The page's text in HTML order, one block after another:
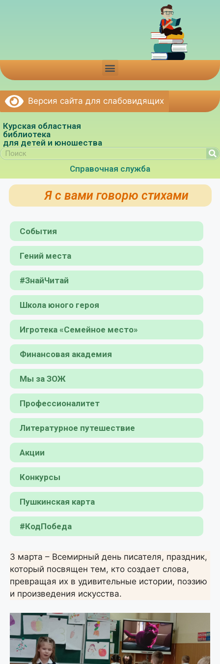
Версия сайта для слабовидящих
Курская областная
библиотека
для детей и юношества
Справочная служба
Я с вами говорю стихами
События
Гений места
#ЗнайЧитай
Школа юного героя
Игротека «Семейное место»
Финансовая академия
Мы за ЗОЖ
Профессионалитет
Литературное путешествие
Акции
Конкурсы
Пушкинская карта
#КодПобеда
3 марта – Всемирный день писателя, праздник,
который посвящен тем, кто создает слова,
превращая их в удивительные истории, поэзию
и произведения искусства.